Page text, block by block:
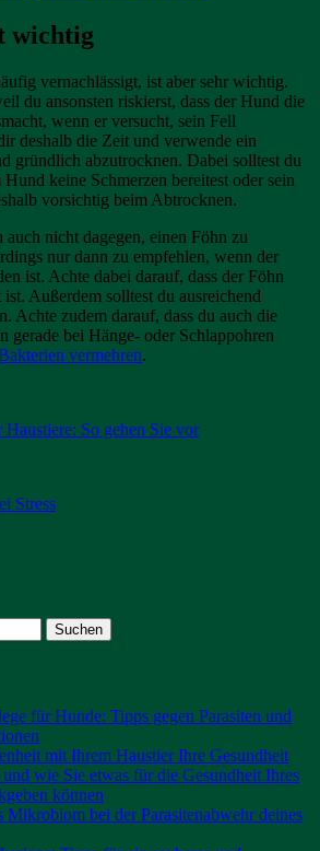
wichtig
vernachlässigt, ist aber sehr wichtig.
du ansonsten riskierst, dass der Hund die
wenn er versucht, sein Fell
deshalb die Zeit und verwende ein
gründlich abzutrocknen. Dabei solltest du
Hund keine Schmerzen bereitest oder sein
vorsichtig beim Abtrocknen.
auch nicht dagegen, einen Föhn zu
nur dann zu empfehlen, wenn der
ist. Achte dabei darauf, dass der Föhn
Außerdem solltest du ausreichend
Achte zudem darauf, dass du auch die
gerade bei Hänge- oder Schlappohren
vermehren.
So gehen Sie vor
Stress
für Hunde: Tipps gegen Parasiten und
mit Ihrem Haustier Ihre Gesundheit
und wie Sie etwas für die Gesundheit Ihres
können
Mikrobiom bei der Parasitenabwehr deines